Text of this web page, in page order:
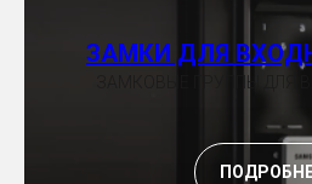
ЗАМКИ ДЛЯ
ЗАМКОВЫЕ ГРУППЫ ДЛЯ